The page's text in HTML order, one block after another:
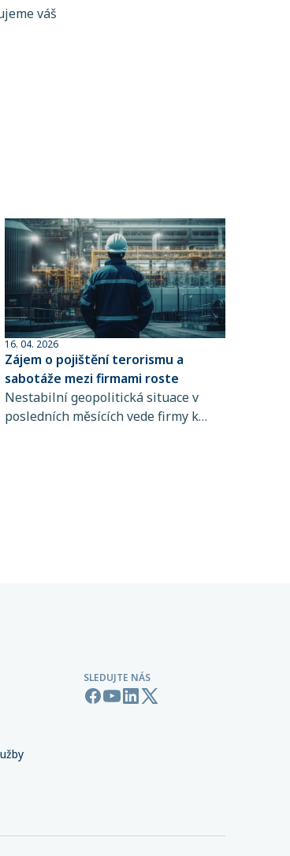
váš
16. 04. 2026
Zájem o pojištění terorismu a
sabotáže mezi firmami roste
Nestabilní geopolitická situace v
posledních měsících vede firmy k
SLEDUJTE NÁS